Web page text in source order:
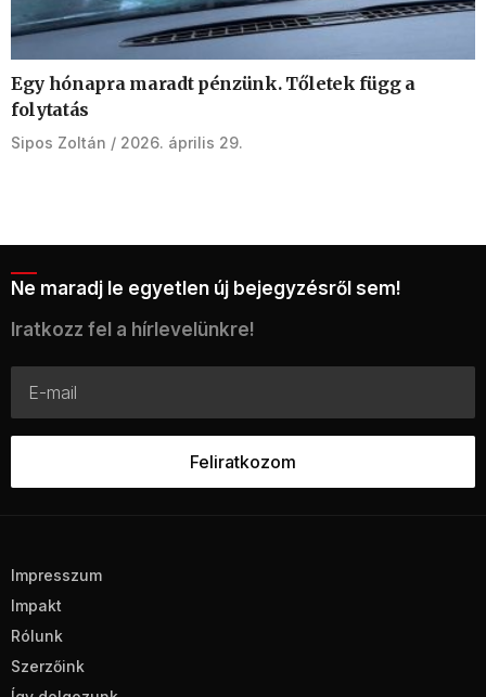
Egy hónapra maradt pénzünk. Tőletek függ a
folytatás
Sipos Zoltán 2026. április 29.
Ne maradj le egyetlen új bejegyzésről sem!
Iratkozz fel a hírlevelünkre!
Impresszum
Impakt
Rólunk
Szerzőink